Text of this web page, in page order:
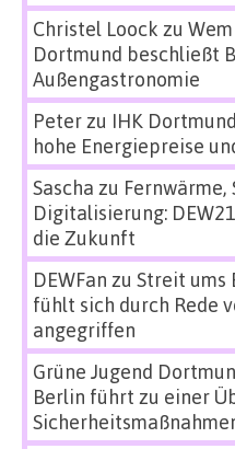
Christel Loock zu
Dortmund beschließt
Außengastronomie
Peterzu IHK
hohe Energiepreise
Sascha zu Fernwärme,
Digitalisierung:
die Zukunft
DEWFan zu Streit ums
fühlt sich durch Rede
angegriffen
Grüne Jugend
Berlin führt zu einer